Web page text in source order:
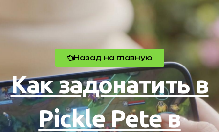
Назад на главную
Как задонатить в
Pickle Pete в